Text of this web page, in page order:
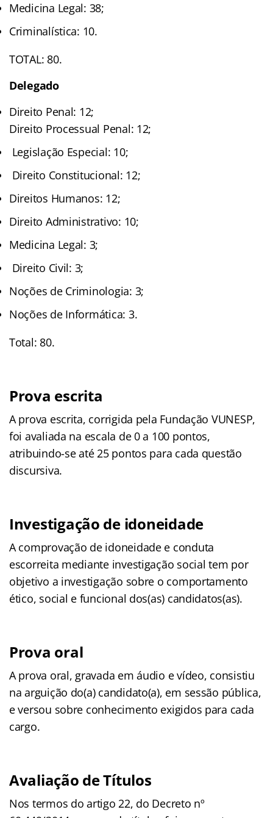
Medicina Legal: 38;
Criminalística: 10.
TOTAL: 80.
Delegado
Direito Penal: 12;
Direito Processual Penal: 12;
Legislação Especial: 10;
Direito Constitucional: 12;
Direitos Humanos: 12;
Direito Administrativo: 10;
Medicina Legal: 3;
Direito Civil: 3;
Noções de Criminologia: 3;
Noções de Informática: 3.
Total: 80.
Prova escrita
A prova escrita, corrigida pela Fundação VUNESP,
foi avaliada na escala de 0 a 100 pontos,
atribuindo-se até 25 pontos para cada questão
discursiva.
Investigação de idoneidade
A comprovação de idoneidade e conduta
escorreita mediante investigação social tem por
objetivo a investigação sobre o comportamento
ético, social e funcional dos(as) candidatos(as).
Prova oral
A prova oral, gravada em áudio e vídeo, consistiu
na arguição do(a) candidato(a), em sessão pública,
e versou sobre conhecimento exigidos para cada
cargo.
Avaliação de Títulos
Nos termos do artigo 22, do Decreto nº